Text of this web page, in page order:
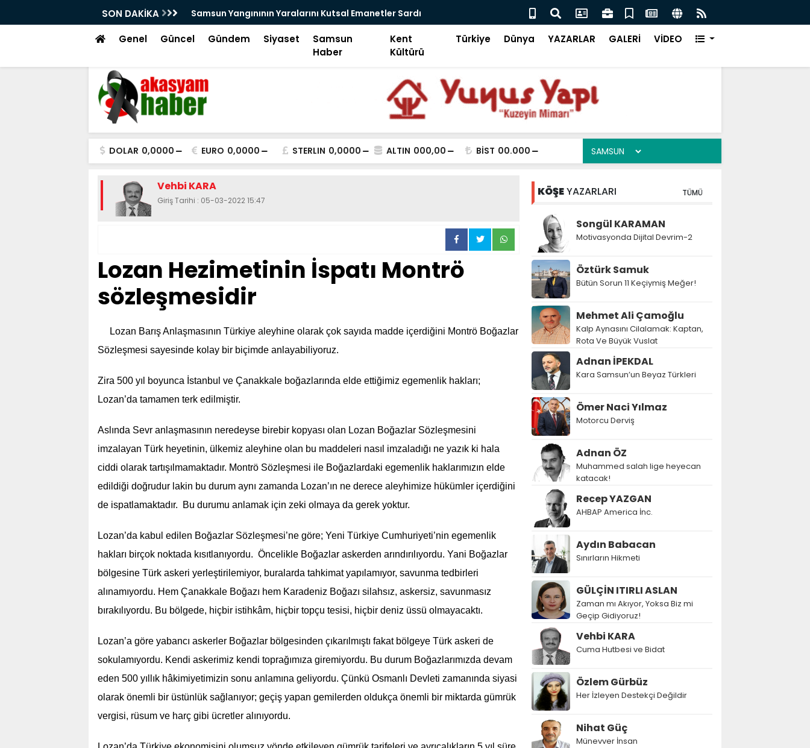
SON DAKİKA
Kutsal Emanetler Sardı Motivasyonda Dijital Devrim-2 Samsun Keşif Kampüsü Takımları Şanlıurfa Finalinde Yarışacak
Genel Güncel Gündem Siyaset
Samsun
Haber
Kent
Kültürü
Türkiye Dünya YAZARLAR GALERİ VİDEO
DOLAR 0,0000 EURO 0,0000 STERLIN 0,0000 ALTIN 000,00 BİST 00.000
Vehbi KARA
Giriş Tarihi : 05-03-2022 15:47
Lozan Hezimetinin İspatı Montrö
sözleşmesidir
Lozan Barış Anlaşmasının Türkiye aleyhine olarak çok sayıda madde içerdiğini Montrö Boğazlar
Sözleşmesi sayesinde kolay bir biçimde anlayabiliyoruz.
Zira 500 yıl boyunca İstanbul ve Çanakkale boğazlarında elde ettiğimiz egemenlik hakları;
Lozan’da tamamen terk edilmiştir.
Aslında Sevr anlaşmasının neredeyse birebir kopyası olan Lozan Boğazlar Sözleşmesini
imzalayan Türk heyetinin, ülkemiz aleyhine olan bu maddeleri nasıl imzaladığı ne yazık ki hala
ciddi olarak tartışılmamaktadır. Montrö Sözleşmesi ile Boğazlardaki egemenlik haklarımızın elde
edildiği doğrudur lakin bu durum aynı zamanda Lozan’ın ne derece aleyhimize hükümler içerdiğini
de ispatlamaktadır. Bu durumu anlamak için zeki olmaya da gerek yoktur.
Lozan’da kabul edilen Boğazlar Sözleşmesi’ne göre; Yeni Türkiye Cumhuriyeti’nin egemenlik
hakları birçok noktada kısıtlanıyordu. Öncelikle Boğazlar askerden arındırılıyordu. Yani Boğazlar
bölgesine Türk askeri yerleştirilemiyor, buralarda tahkimat yapılamıyor, savunma tedbirleri
alınamıyordu. Hem Çanakkale Boğazı hem Karadeniz Boğazı silahsız, askersiz, savunmasız
bırakılıyordu. Bu bölgede, hiçbir istihkâm, hiçbir topçu tesisi, hiçbir deniz üssü olmayacaktı.
Lozan’a göre yabancı askerler Boğazlar bölgesinden çıkarılmıştı fakat bölgeye Türk askeri de
sokulamıyordu. Kendi askerimiz kendi toprağımıza giremiyordu. Bu durum Boğazlarımızda devam
eden 500 yıllık hâkimiyetimizin sonu anlamına geliyordu. Çünkü Osmanlı Devleti zamanında siyasi
olarak önemli bir üstünlük sağlanıyor; geçiş yapan gemilerden oldukça önemli bir miktarda gümrük
vergisi, rüsum ve harç gibi ücretler alınıyordu.
KÖŞEYAZARLARI TÜMÜ
Songül KARAMAN
Motivasyonda Dijital Devrim-2
Öztürk Samuk
Bütün Sorun 11 Keçiymiş Meğer!
Mehmet Ali Çamoğlu
Kalp Aynasını Cilalamak: Kaptan,
Rota Ve Büyük Vuslat
Adnan İPEKDAL
Kara Samsun’un Beyaz Türkleri
Ömer Naci Yılmaz
Motorcu Derviş
Adnan ÖZ
Muhammed salah lige heyecan
katacak!
Recep YAZGAN
AHBAP America İnc.
Aydın Babacan
Sınırların Hikmeti
GÜLÇİN ITIRLI ASLAN
Zaman mı Akıyor, Yoksa Biz mi
Geçip Gidiyoruz!
Vehbi KARA
Cuma Hutbesi ve Bidat
Özlem Gürbüz
Her İzleyen Destekçi Değildir
Nihat Güç
Münevver İnsan